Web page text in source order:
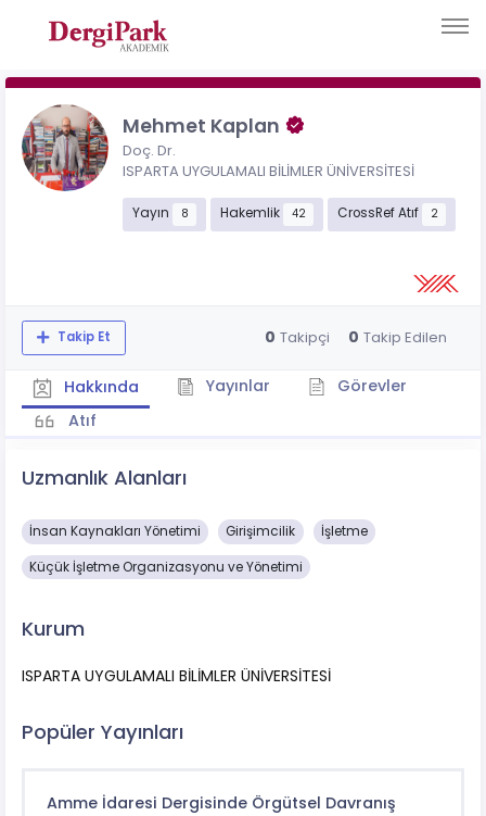
Mehmet Kaplan
Doç. Dr.
ISPARTA UYGULAMALI BİLİMLER ÜNİVERSİTESİ
Yayın 8 Hakemlik 42 CrossRef Atıf 2
Takip Et 0 Takipçi 0 Takip Edilen
Hakkında Yayınlar
Görevler
Atıf
Uzmanlık Alanları
İnsan Kaynakları Yönetimi Girişimcilik İşletme
Küçük İşletme Organizasyonu ve Yönetimi
Kurum
ISPARTA UYGULAMALI BİLİMLER ÜNİVERSİTESİ
Popüler Yayınları
Amme İdaresi Dergisinde Örgütsel Davranış